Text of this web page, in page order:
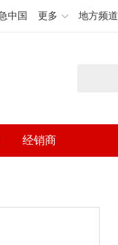
中国 更多 地方频道
经销商